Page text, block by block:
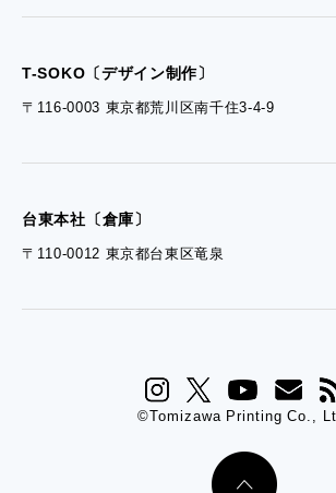
T-SOKO〔デザイン制作〕
〒116-0003 東京都荒川区南千住3-4-9
台東本社〔倉庫〕
〒110-0012 東京都台東区竜泉
©Tomizawa Printing Co.,